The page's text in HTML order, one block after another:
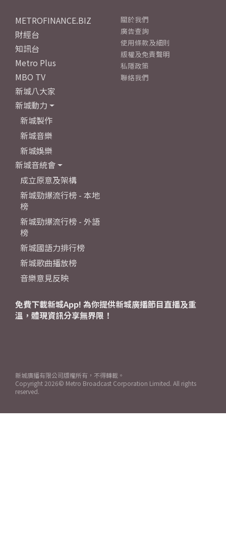
METROFINANCE.BIZ
財經台
知訊台
Metro Plus
MBO TV
新城八大家
新城動力
新城製作
新城音樂
新城娛樂
新城音統會
成立原意及架構
新城勁爆流行榜 - 本地
榜
新城勁爆流行榜 - 外語
榜
新城國語力排行榜
新城歌曲播放榜
音樂意見反映
關於我們
廣告查詢
使用條款及細則
版權及免責聲明
私隱政策
聯絡我們
免費下載新城App! 為你提供新城廣播節目直播及重
溫，體現資訊分享無界限！
新城廣播有限公司版權所有，不得轉載。
Copyright 2026© Metro Broadcast Corporation Limited. All rights
reserved.